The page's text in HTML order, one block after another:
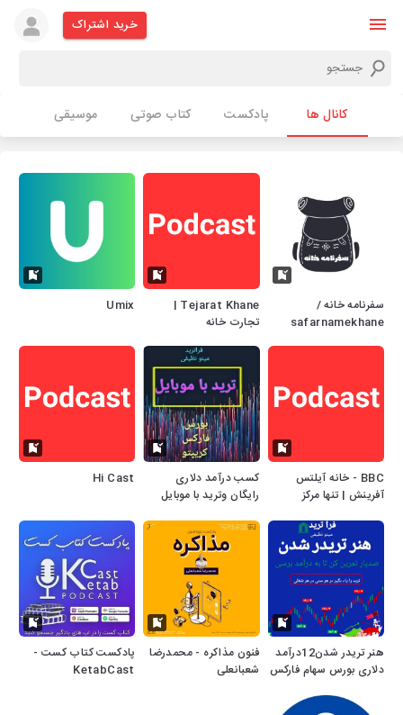
خرید اشتراک
کانال ها پادکست کتاب صوتی موسیقی
سفرنامه خانه /
safarnamekhane
Tejarat Khane |
تجارت خانه
Umix
BBC - خانه آیلتس
آفرینش | تنها مرکز
AFARINESH IELTS
کسب درآمد دلاری
رایگان وترید با موبایل
Hi Cast
هنر تریدر شدن12درآمد
دلاری بورس سهام فارکس
فنون مذاکره - محمدرضا
شعبانعلی
پادکست کتاب کست -
KetabCast